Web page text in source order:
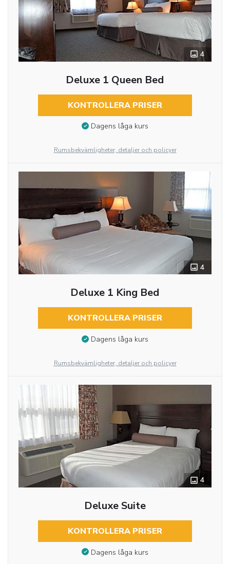
4
Deluxe 1 Queen Bed
KONTROLLERA PRISER
Dagens låga kurs
Rumsbekvämligheter, detaljer och policyer
4
Deluxe 1 King Bed
KONTROLLERA PRISER
Dagens låga kurs
Rumsbekvämligheter, detaljer och policyer
4
Deluxe Suite
KONTROLLERA PRISER
Dagens låga kurs